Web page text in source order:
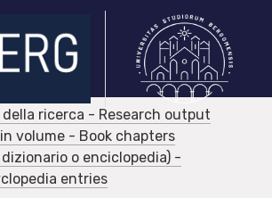
ricerca - Research output
volume - Book chapters
o enciclopedia) -
entries